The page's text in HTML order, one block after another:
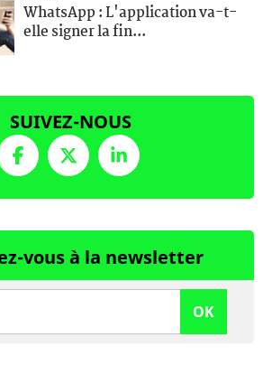
WhatsApp : L'application va-t-
elle signer la fin...
SUIVEZ-NOUS
vous à la newsletter
OK